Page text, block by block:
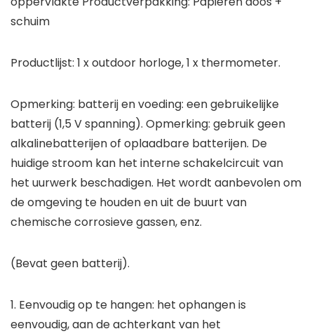
schuim
Productlijst: 1 x outdoor horloge, 1 x thermometer.
Opmerking: batterij en voeding: een gebruikelijke
batterij (1,5 V spanning). Opmerking: gebruik geen
alkalinebatterijen of oplaadbare batterijen. De
huidige stroom kan het interne schakelcircuit van
het uurwerk beschadigen. Het wordt aanbevolen om
de omgeving te houden en uit de buurt van
chemische corrosieve gassen, enz.
(Bevat geen batterij).
1. Eenvoudig op te hangen: het ophangen is
eenvoudig, aan de achterkant van het